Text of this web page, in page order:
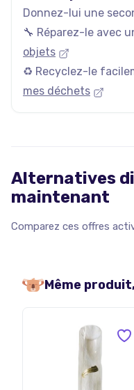
Donnez-lui une
🔧 Réparez-le avec
objets
♻️ Recyclez-le
mes déchets
Alternatives
maintenant
Comparez ces offres
Même